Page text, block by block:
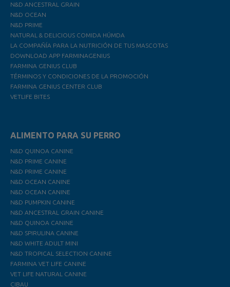
N&D ANCESTRAL GRAIN
N&D OCEAN
N&D PRIME
NATURAL & DELICIOUS COMIDA HÚMDA
LA COMPAÑÍA PARA LA NUTRICIÓN DE TUS MASCOTAS
DOWNLOAD APP FARMINAGENIUS
FARMINA GENIUS CLUB
TÉRMINOS Y CONDICIONES DE LA PROMOCIÓN
FARMINA GENIUS CENTER CLUB
VETLIFE BITES
ALIMENTO PARA SU PERRO
N&D QUINOA CANINE
N&D PRIME CANINE
N&D PRIME CANINE
N&D OCEAN CANINE
N&D OCEAN CANINE
N&D PUMPKIN CANINE
N&D ANCESTRAL GRAIN CANINE
N&D QUINOA CANINE
N&D SPIRULINA CANINE
N&D WHITE ADULT MINI
N&D TROPICAL SELECTION CANINE
FARMINA VET LIFE CANINE
VET LIFE NATURAL CANINE
CIBAU